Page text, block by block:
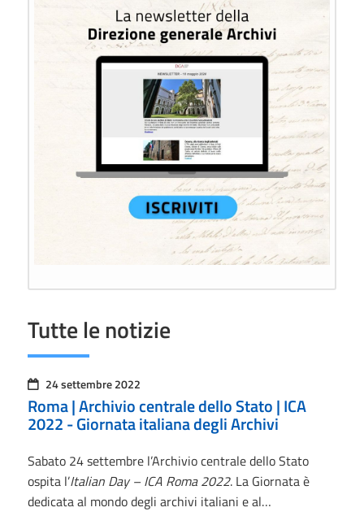
Tutte le notizie
24 settembre 2022
Roma | Archivio centrale dello Stato | ICA
2022 - Giornata italiana degli Archivi
Sabato 24 settembre l’Archivio centrale dello Stato
ospita l’Italian Day – ICA Roma 2022. La Giornata è
dedicata al mondo degli archivi italiani e al…